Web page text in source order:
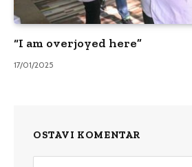
“I am overjoyed here”
17/01/2025
OSTAVI KOMENTAR